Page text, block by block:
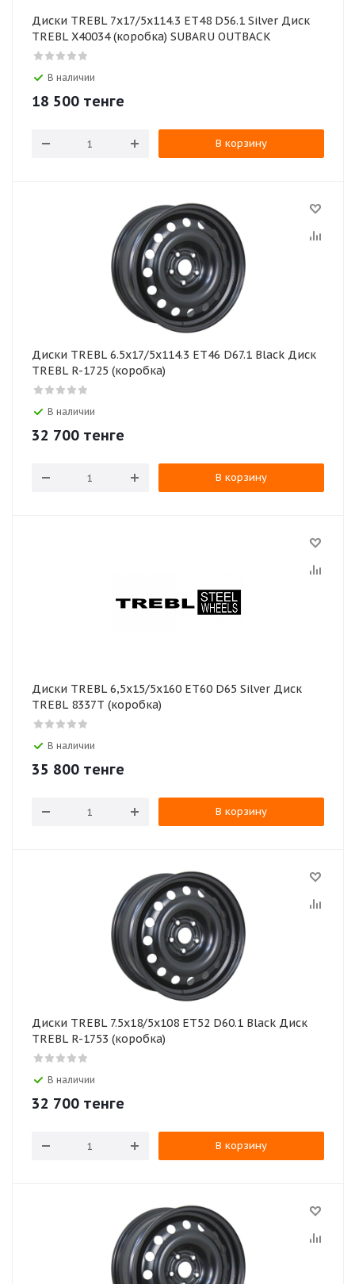
Диски TREBL 7x17/5x114.3 ET48 D56.1 Silver Диск
TREBL X40034 (коробка) SUBARU OUTBACK
В наличии
18 500 тенге
В корзину
Диски TREBL 6.5x17/5x114.3 ET46 D67.1 Black Диск
TREBL R-1725 (коробка)
В наличии
32 700 тенге
В корзину
Диски TREBL 6,5х15/5х160 ЕТ60 D65 Silver Диск
TREBL 8337T (коробка)
В наличии
35 800 тенге
В корзину
Диски TREBL 7.5x18/5x108 ET52 D60.1 Black Диск
TREBL R-1753 (коробка)
В наличии
32 700 тенге
В корзину